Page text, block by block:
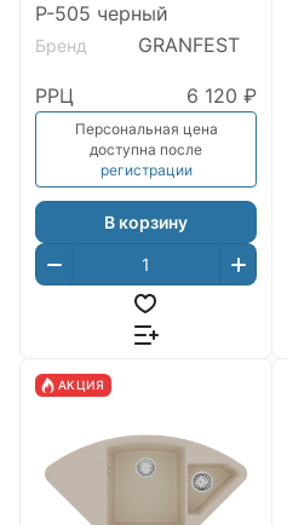
P-505 черный
Бренд GRANFEST
РРЦ 6 120 ₽
Персональная цена
доступна после
регистрации
В корзину
АКЦИЯ